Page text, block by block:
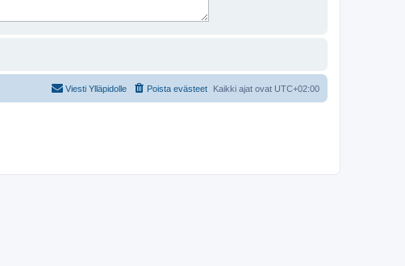
Kaikki ajat ovat UTC+02:00
Poista evästeet
Viesti Ylläpidolle